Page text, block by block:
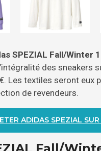
SPEZIAL Fall/Winter
des sneakers
Les textiles seront eux
de revendeurs.
ADIDAS SPEZIAL SUR